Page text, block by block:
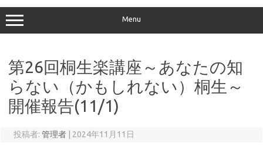
Menu
第26回桐生楽講座～あなたの知
らない（かもしれない）桐生～
開催報告(11/1)
投稿者: 管理者 2024年11月11日